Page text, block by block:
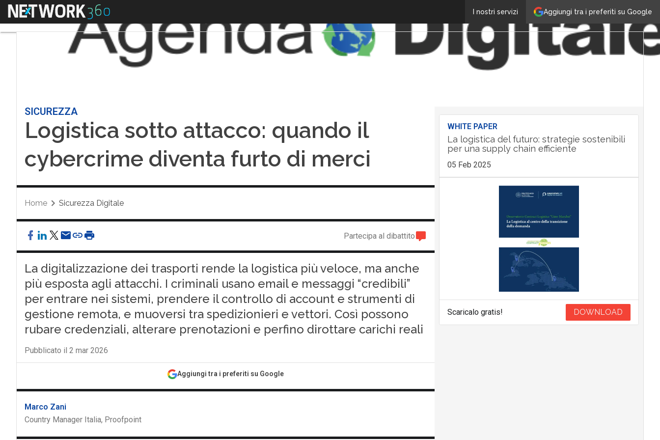
Aggiungi tra i preferiti su Google
I nostri servizi
Menu
SICUREZZA
Logistica sotto attacco: quando il
cybercrime diventa furto di merci
Home Sicurezza Digitale
Partecipa al dibattito
La digitalizzazione dei trasporti rende la logistica più veloce, ma anche
più esposta agli attacchi. I criminali usano email e messaggi “credibili”
per entrare nei sistemi, prendere il controllo di account e strumenti di
gestione remota, e muoversi tra spedizionieri e vettori. Così possono
rubare credenziali, alterare prenotazioni e perfino dirottare carichi reali
Pubblicato il 2 mar 2026
Aggiungi tra i preferiti su Google
Marco Zani
Country Manager Italia, Proofpoint
WHITE PAPER
La logistica del futuro: strategie sostenibili
per una supply chain efficiente
05 Feb 2025
Scaricalo gratis! DOWNLOAD